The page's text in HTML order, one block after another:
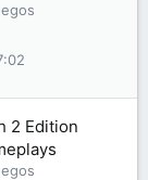
2 Edition